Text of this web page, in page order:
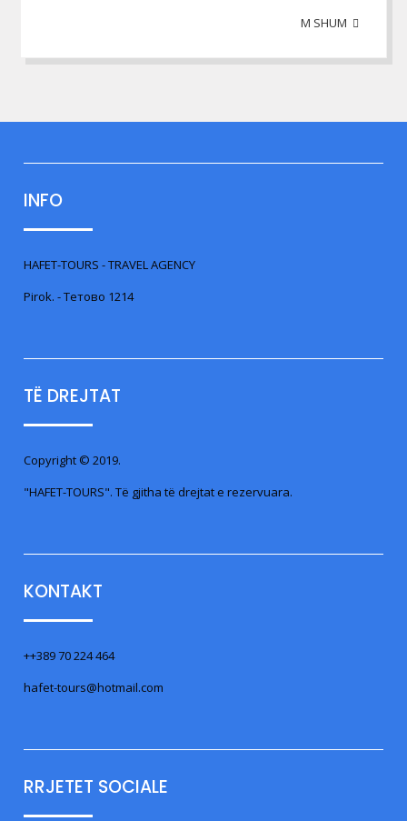
M SHUM
INFO
HAFET-TOURS - TRAVEL AGENCY
Pirok. - Тетово 1214
TË DREJTAT
Copyright © 2019.
"HAFET-TOURS". Të gjitha të drejtat e rezervuara.
KONTAKT
++389 70 224 464
hafet-tours@hotmail.com
RRJETET SOCIALE